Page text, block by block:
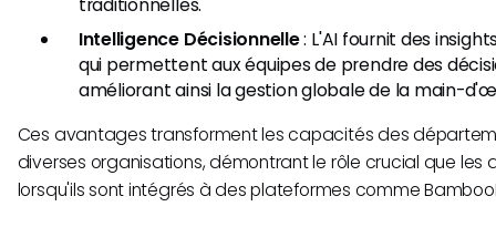
Intelligence Décisionnelle: L'AI fournit des
qui permettent aux équipes de prendre des
améliorant ainsi la gestion globale de la main-
Ces avantages transforment les capacités des
diverses organisations, démontrant le rôle crucial que les
lorsqu'ils sont intégrés à des plateformes comme